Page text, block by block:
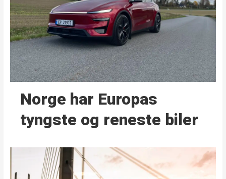
Norge har Europas
tyngste og reneste biler